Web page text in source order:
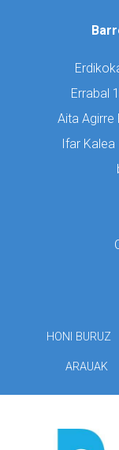
Errabal
Aita Agirre
Ifar Kalea
HONI BURUZ
ARAUAK